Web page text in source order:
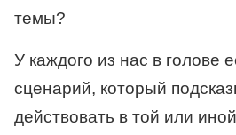
темы?
У каждого из нас в голове
сценарий, который
действовать в той или